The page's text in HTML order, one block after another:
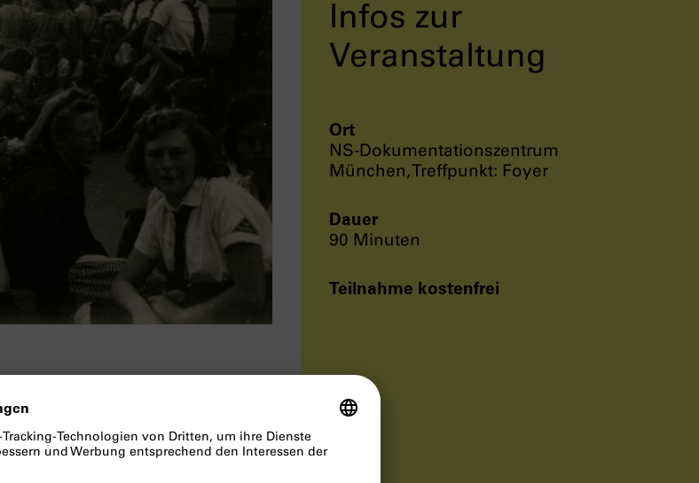
Infos zur
Veranstaltung
Ort
NS-Dokumentationszentrum
München, Treffpunkt: Foyer
Dauer
90 Minuten
Teilnahme kostenfrei